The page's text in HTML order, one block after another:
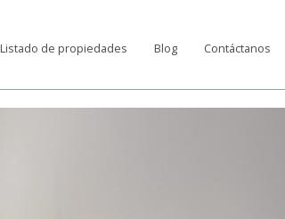
Listado de propiedades Blog Contáctanos